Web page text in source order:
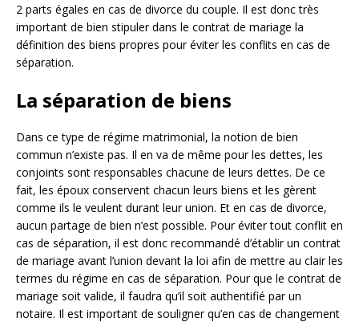
2 parts égales en cas de divorce du couple. Il est donc très
important de bien stipuler dans le contrat de mariage la
définition des biens propres pour éviter les conflits en cas de
séparation.
La séparation de biens
Dans ce type de régime matrimonial, la notion de bien
commun n’existe pas. Il en va de même pour les dettes, les
conjoints sont responsables chacune de leurs dettes. De ce
fait, les époux conservent chacun leurs biens et les gèrent
comme ils le veulent durant leur union. Et en cas de divorce,
aucun partage de bien n’est possible. Pour éviter tout conflit en
cas de séparation, il est donc recommandé d’établir un contrat
de mariage avant l’union devant la loi afin de mettre au clair les
termes du régime en cas de séparation. Pour que le contrat de
mariage soit valide, il faudra qu’il soit authentifié par un
notaire. Il est important de souligner qu’en cas de changement